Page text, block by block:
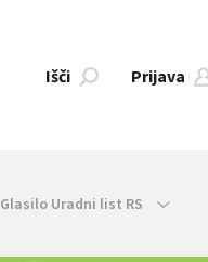
Išči Prijava
Glasilo Uradni list RS